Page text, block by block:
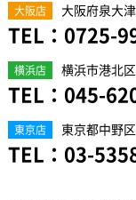
大阪店 大阪府泉大
TEL： 0725-
横浜店 横浜市港北
TEL： 045-
東京店 東京都中野
TEL： 03-